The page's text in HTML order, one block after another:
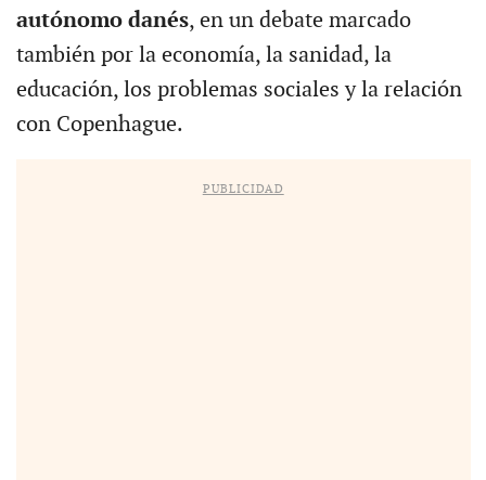
autónomo danés, en un debate marcado
también por la economía, la sanidad, la
educación, los problemas sociales y la relación
con Copenhague.
PUBLICIDAD